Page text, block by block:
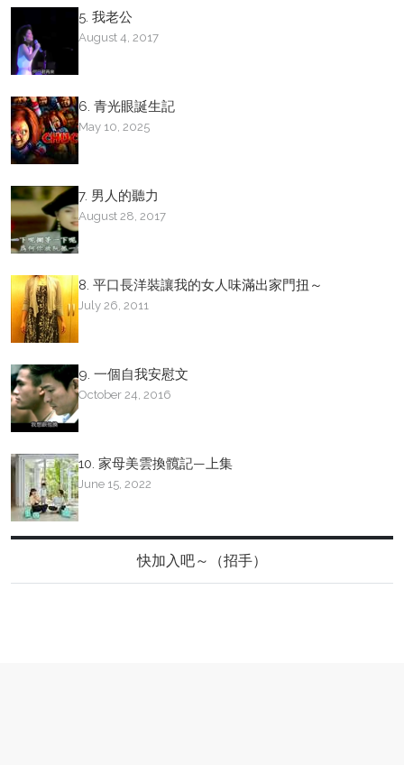
5. 我老公
August 4, 2017
6. 青光眼誕生記
May 10, 2025
7. 男人的聽力
August 28, 2017
8. 平口長洋裝讓我的女人味滿出家門扭～
July 26, 2011
9. 一個自我安慰文
October 24, 2016
10. 家母美雲換髖記—上集
June 15, 2022
快加入吧～（招手）